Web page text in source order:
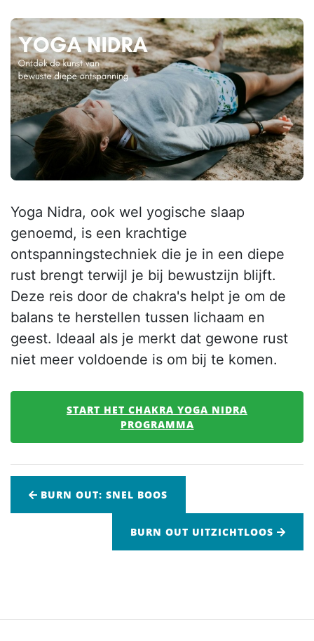
Yoga Nidra, ook wel yogische slaap
genoemd, is een krachtige
ontspanningstechniek die je in een diepe
rust brengt terwijl je bij bewustzijn blijft.
Deze reis door de chakra's helpt je om de
balans te herstellen tussen lichaam en
geest. Ideaal als je merkt dat gewone rust
niet meer voldoende is om bij te komen.
START HET CHAKRA YOGA NIDRA
PROGRAMMA
BURN OUT: SNEL BOOS
BURN OUT UITZICHTLOOS